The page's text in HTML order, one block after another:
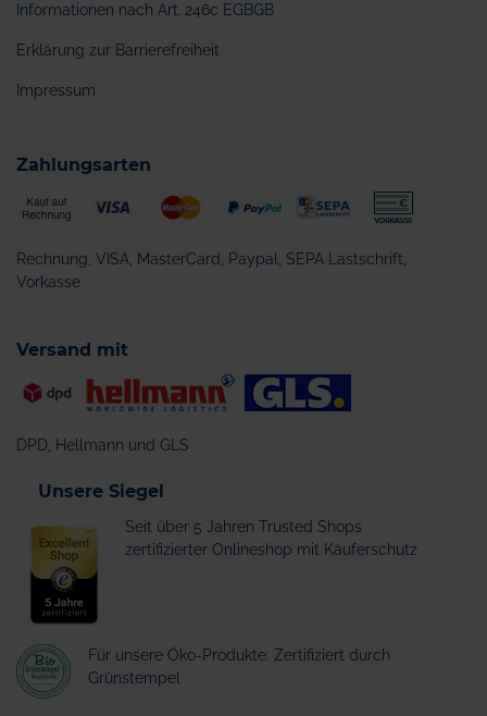
Informationen nach Art. 246c EGBGB
Erklärung zur Barrierefreiheit
Impressum
Zahlungsarten
Rechnung, VISA, MasterCard, Paypal, SEPA Lastschrift,
Vorkasse
Versand mit
DPD, Hellmann und GLS
Unsere Siegel
Seit über 5 Jahren Trusted Shops
zertifizierter Onlineshop mit Käuferschutz
Für unsere Öko-Produkte: Zertifiziert durch
Grünstempel